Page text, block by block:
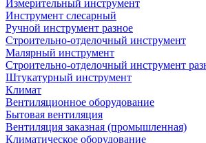
Измерительный инструмент
Инструмент слесарный
Ручной инструмент разное
Строительно-отделочный инструмент
Малярный инструмент
Строительно-отделочный инструмент
Штукатурный инструмент
Климат
Вентиляционное оборудование
Бытовая вентиляция
Вентиляция заказная (промышленная)
Климатическое оборудование